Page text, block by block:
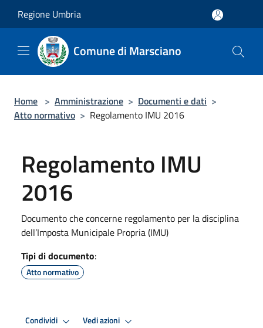
Regione Umbria
Comune di Marsciano
Home > Amministrazione > Documenti e dati >
Atto normativo > Regolamento IMU 2016
Regolamento IMU
2016
Documento che concerne regolamento per la disciplina
dell’Imposta Municipale Propria (IMU)
Tipi di documento:
Atto normativo
Condividi Vedi azioni